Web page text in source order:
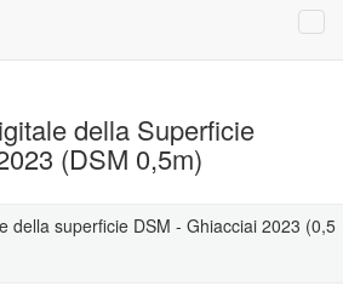
della Superficie
(DSM 0,5m)
della superficie DSM - Ghiacciai 2023 (0,5